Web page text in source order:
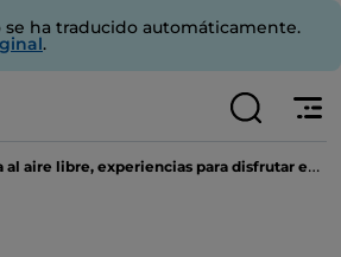
ha traducido automáticamente.
.
aire libre, experiencias para disfrutar en familia